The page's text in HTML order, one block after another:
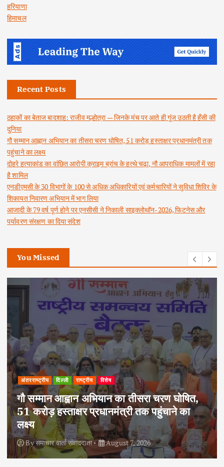
हरियाणा
हिमाचल
Recent Posts
ठहाकों का बेताज बादशाह: राजीव मल्होत्रा — जिनके मंच पर आते ही गूंज उठती है हँसी की
दुनिया
गौ सम्मान आह्वान अभियान का तीसरा चरण घोषित, 51 करोड़ हस्ताक्षर प्रधानमंत्री तक
पहुंचाने का लक्ष्य
दोहरे हत्याकांड का वांछित आरोपी क्राइम ब्रांच के हत्थे चढ़ा, नौ आपराधिक मामलों में रहा
है शामिल
एनडीएमसी के 30 विभागों के 100 से अधिक अधिकारियों एवं कर्मचारियों ने सुविधा शिविर के
शिकायत निवारण अभियान में भाग लिया
आजादी के 79 वर्ष पूर्ण होने पर एनसीसी ने निकाली साइक्लोथॉन-2026, फिटनेस और
पर्यावरण संरक्षण का दिया संदेश
You Missed
अपराध दिल्ली राष्ट्रीय
दोहरे हत्याकांड का वांछित आरोपी क्राइम ब्रांच के
हत्थे चढ़ा, नौ आपराधिक मामलों में रहा है शामिल
Byसमाचार वार्ता संवाददाता August 6, 2026